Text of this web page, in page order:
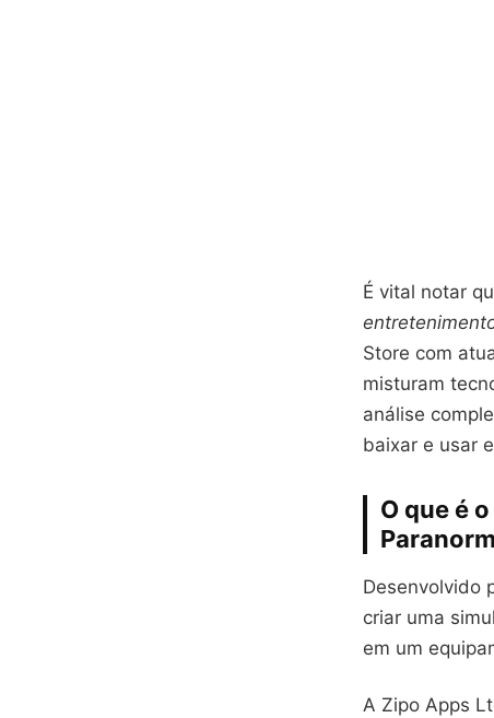
É vital notar
Store com
misturam
análise
baixar e usar
O que é
Desenvolvido
criar uma
em um
A Zipo Apps